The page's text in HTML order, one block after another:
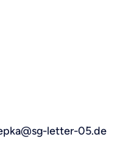
letter-05.de